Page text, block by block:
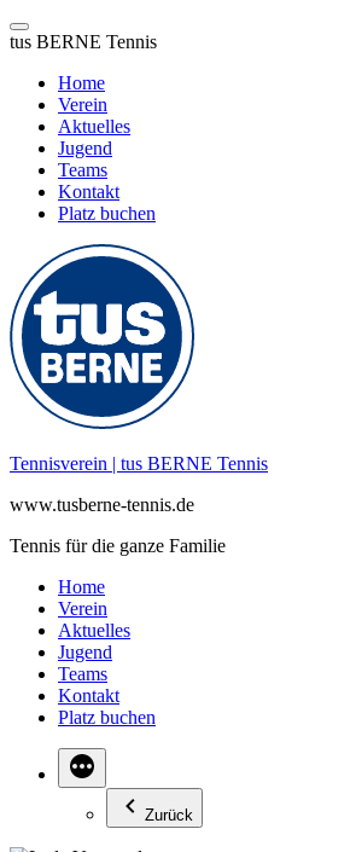
tus BERNE Tennis
Home
Verein
Aktuelles
Jugend
Teams
Kontakt
Platz buchen
Inhalt
springen
Tennisverein | tus BERNE Tennis
www.tusberne-tennis.de
Tennis für die ganze Familie
Home
Verein
Aktuelles
Jugend
Teams
Kontakt
Platz buchen
Zurück